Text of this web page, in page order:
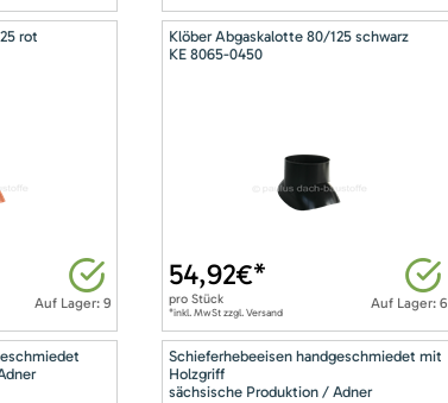
rot
Auf Lager: 9
Klöber Abgaskalotte 80/125 schwarz
KE 8065-0450
Auf Lager: 6
54,92€*
pro Stück
*inkl. MwSt zzgl. Versand
Schieferhebeeisen handgeschmiedet mit
Holzgriff
sächsische Produktion / Adner